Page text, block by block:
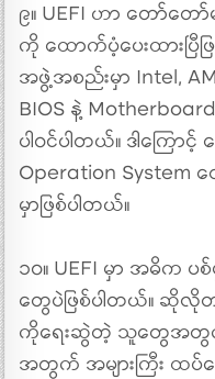
၉။ UEFI ဟာ တော်တေ
ကို ထောက်ပံ့ပေးထားပြီဖ
အဖွဲ့အစည်းမှာ Intel,
BIOS နဲ့
ပါ၀င်ပါတယ်။ ဒါကြ
Operation System
မှာဖြစ်ပါတယ်။
၁၀။ UEFI မှာ အဓိက
တွေပဲဖြစ်ပါတယ်။ ဆိုလို
ကိုရေးဆွဲတဲ့ သူတွေအတွက်
အတွက် အများကြီး ထပ်ရ